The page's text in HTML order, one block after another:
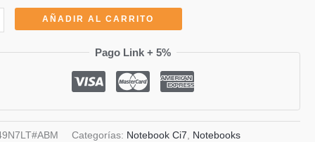
AÑADIR AL CARRITO
Pago Link + 5%
Categorías: Notebook Ci7, Notebooks